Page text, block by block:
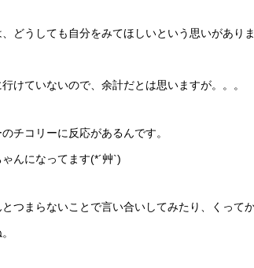
どうしても自分をみてほしいという思いがありま
けていないので、余計だとは思いますが。。。
チコリーに反応があるんです。
んになってます(*´艸`)
つまらないことで言い合いしてみたり、くってか